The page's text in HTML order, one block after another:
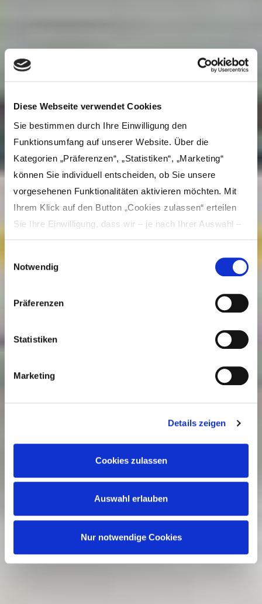
Diese Webseite verwendet Cookies
Sie bestimmen durch Ihre Einwilligung den
Funktionsumfang auf unserer Website. Über die
Kategorien „Präferenzen“, „Statistiken“, „Marketing“
können Sie individuell entscheiden, ob Sie unsere
vorgesehenen Funktionalitäten aktivieren möchten. Mit
Ihrem Klick auf den Button „Cookies zulassen“ erteilen
Sie Ihre Einwilligung, dass wir – je nach Ihrer Auswahl –
soziale Medien anbieten und Ihre Zugriffe auf unsere
Website analysieren und dabei Cookies verwenden
zu Ihrer Verwendung unserer Website an unsere Partner
Cookie-Richtlinie näher beschrieben sind. Unsere Partner
Verantwortung mit weiteren Daten zusammen, die Sie
anderweitig bereitgestellt haben oder durch die Partner
gesammelt werden. Der Umfang Ihrer Einwilligung richtet
sich nach Ihrer Auswahl der Kategorien des
Richtlinie
aufrufen. Sie können Ihre Einwilligung jederzeit
widerrufen, ohne dass hiervon die Zulässigkeit der
vorherigen Datenverarbeitung berührt wird.
Notwendig
Präferenzen
Statistiken
Marketing
Details zeigen
Cookies zulassen
Auswahl erlauben
Nur notwendige Cookies